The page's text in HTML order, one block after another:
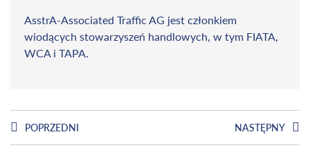
AsstrA-Associated Traffic AG jest członkiem
wiodących stowarzyszeń handlowych, w tym FIATA,
WCA i TAPA.
POPRZEDNI NASTĘPNY